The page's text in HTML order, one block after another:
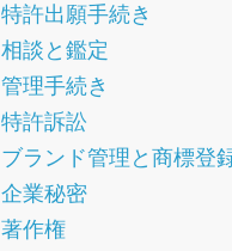
特許出願手続き
相談と鑑定
管理手続き
特許訴訟
ブランド管理と商標登
企業秘密
著作権